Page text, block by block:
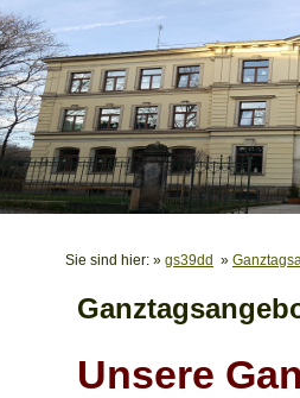
Sie sind hier: » gs39dd »
Unsere